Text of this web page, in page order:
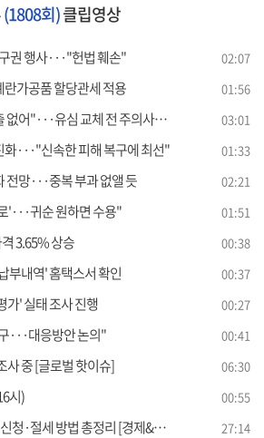
(1808회)클립영상
권 행사···"헌법 훼손" 02:07
가공품 할당관세 적용 01:56
"···유심 교체 전 주의사항은? 03:01
화···"신속한 피해 복구에 최선" 01:33
전망···중복 부과 없앨 듯 02:21
'···귀순 원하면 수용" 01:51
3.65% 상승 00:38
부내역' 홈택스서 확인 00:37
가' 실태 조사 진행 00:27
···대응방안 논의" 00:41
사 중 [글로벌 핫이슈] 06:30
시) 00:55
·절세 방법 총정리 [경제&이슈] 27:14